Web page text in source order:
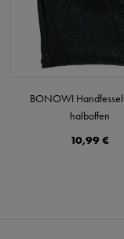
BONOWI
halboffen
10,99 €